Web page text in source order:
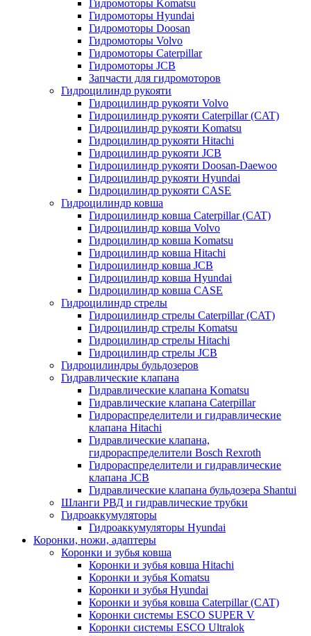
Гидромоторы Komatsu
Гидромоторы Hyundai
Гидромоторы Doosan
Гидромоторы Volvo
Гидромоторы Caterpillar
Гидромоторы JCB
Запчасти для гидромоторов
Гидроцилиндр рукояти
Гидроцилиндр рукояти Volvo
Гидроцилиндр рукояти Caterpillar (CAT)
Гидроцилиндр рукояти Komatsu
Гидроцилиндр рукояти Hitachi
Гидроцилиндр рукояти JCB
Гидроцилиндр рукояти Doosan-Daewoo
Гидроцилиндр рукояти Hyundai
Гидроцилиндр рукояти CASE
Гидроцилиндр ковша
Гидроцилиндр ковша Caterpillar (CAT)
Гидроцилиндр ковша Volvo
Гидроцилиндр ковша Komatsu
Гидроцилиндр ковша Hitachi
Гидроцилиндр ковша JCB
Гидроцилиндр ковша Hyundai
Гидроцилиндр ковша CASE
Гидроцилиндр стрелы
Гидроцилиндр стрелы Caterpillar (CAT)
Гидроцилиндр стрелы Komatsu
Гидроцилиндр стрелы Hitachi
Гидроцилиндр стрелы JCB
Гидроцилиндры бульдозеров
Гидравлические клапана
Гидравлические клапана Komatsu
Гидравлические клапана Caterpillar
Гидрораспределители и гидравлические
клапана Hitachi
Гидравлические клапана,
гидрораспределители Bosch Rexroth
Гидрораспределители и гидравлические
клапана JCB
Гидравлические клапана бульдозера Shantui
Шланги РВД и гидравлические трубки
Гидроаккумуляторы
Гидроаккумуляторы Hyundai
Коронки, ножи, адаптеры
Коронки и зубья ковша
Коронки и зубья ковша Hitachi
Коронки и зубья Komatsu
Коронки и зубья Hyundai
Коронки и зубья ковша Caterpillar (CAT)
Коронки системы ESCO SUPER V
Коронки системы ESCO Ultralok